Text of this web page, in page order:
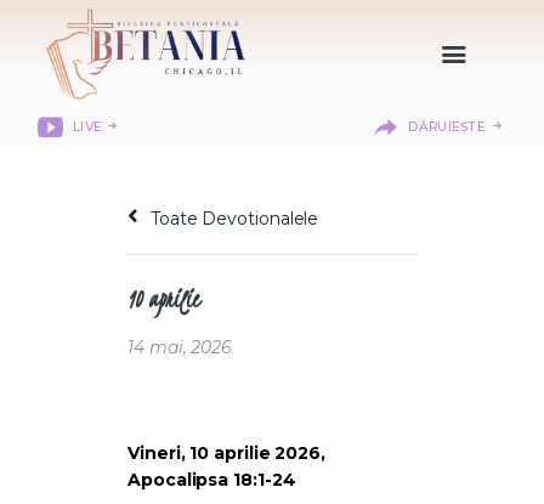
LIVE DĂRUIEȘTE
DESPRE NOI
CITIREA BIBLIEI
MISIUNEA BETANIA
LOGIN MEMBER
PORTAL
Toate Devotionalele
10 aprilie
14 mai, 2026
Vineri, 10 aprilie 2026,
Apocalipsa 18:1-24